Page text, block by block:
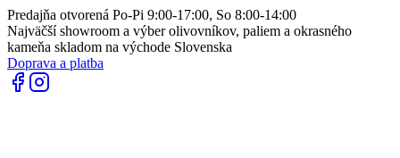
Predajňa otvorená Po-Pi 9:00-17:00, So 8:00-14:00
Najväčší showroom a výber olivovníkov, paliem a okrasného
kameňa skladom na východe Slovenska
Doprava a platba